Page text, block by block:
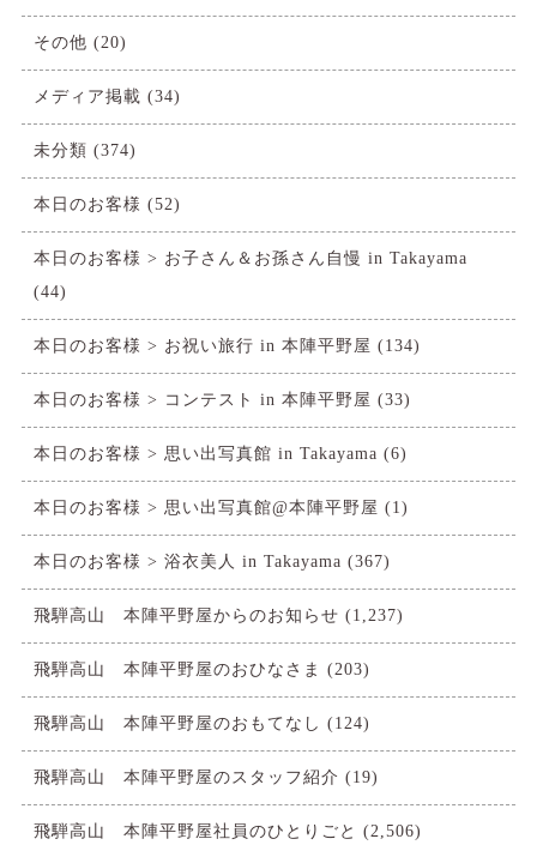
その他 (20)
メディア掲載 (34)
未分類 (374)
本日のお客様 (52)
本日のお客様 > お子さん＆お孫さん自慢 in Takayama
(44)
本日のお客様 > お祝い旅行 in 本陣平野屋 (134)
本日のお客様 > コンテスト in 本陣平野屋 (33)
本日のお客様 > 思い出写真館 in Takayama (6)
本日のお客様 > 思い出写真館@本陣平野屋 (1)
本日のお客様 > 浴衣美人 in Takayama (367)
飛騨高山 本陣平野屋からのお知らせ (1,237)
飛騨高山 本陣平野屋のおひなさま (203)
飛騨高山 本陣平野屋のおもてなし (124)
飛騨高山 本陣平野屋のスタッフ紹介 (19)
飛騨高山 本陣平野屋社員のひとりごと (2,506)